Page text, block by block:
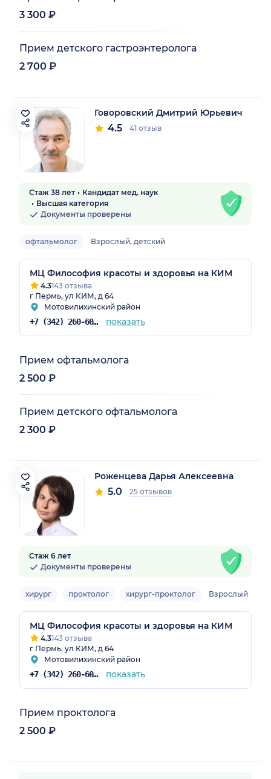
3 300 ₽
Прием детского гастроэнтеролога
2 700 ₽
Говоровский Дмитрий Юрьевич
4.5 41 отзыв
Стаж 38 лет
Кандидат мед. наук
Высшая категория
Документы проверены
офтальмолог Взрослый, детский
МЦ Философия красоты и здоровья на КИМ
4.3143 отзыва
г Пермь, ул КИМ, д 64
Мотовилихинский район
+7 (342) 260-60-60 показать
Прием офтальмолога
2 500 ₽
Прием детского офтальмолога
2 300 ₽
Роженцева Дарья Алексеевна
5.0 25 отзывов
Стаж 6 лет
Документы проверены
хирург проктолог хирург-проктолог Взрослый
МЦ Философия красоты и здоровья на КИМ
4.3143 отзыва
г Пермь, ул КИМ, д 64
Мотовилихинский район
+7 (342) 260-60-60 показать
Прием проктолога
2 500 ₽